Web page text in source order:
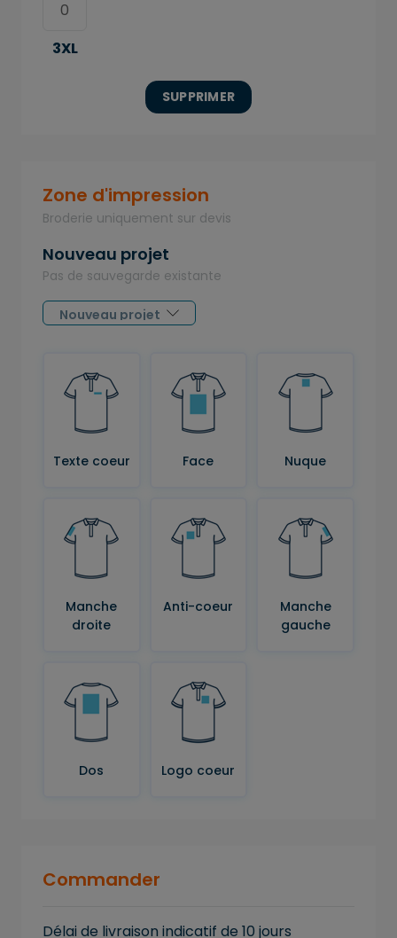
3XL
SUPPRIMER
Zone d'impression
Broderie uniquement sur devis
Nouveau projet
Pas de sauvegarde existante
Texte coeur Face Nuque
Manche
droite
Anti-coeur
Manche
gauche
Dos Logo coeur
Commander
Délai de livraison indicatif de 10 jours